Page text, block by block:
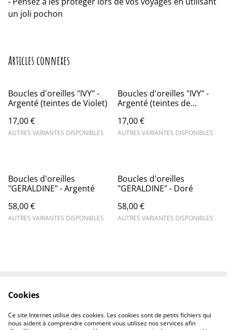
un joli pochon
Articles connexes
Boucles d'oreilles "IVY" -
Argenté (teintes de Violet)
17,00 €
AUTRES VARIANTES DISPONIBLES
Boucles d'oreilles "IVY" -
Argenté (teintes de
17,00 €
AUTRES VARIANTES DISPONIBLES
Boucles d'oreilles
"GERALDINE" - Argenté
58,00 €
AUTRES VARIANTES DISPONIBLES
Boucles d'oreilles
"GERALDINE" - Doré
58,00 €
AUTRES VARIANTES DISPONIBLES
Politique de
confidentialité
Politique de cookies
Cookies
Ce site Internet utilise des cookies. Les cookies sont de petits fichiers qui
nous aident à comprendre comment vous utilisez nos services afin